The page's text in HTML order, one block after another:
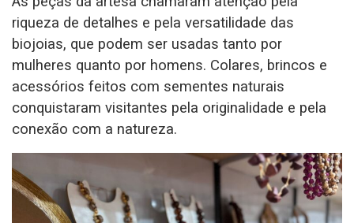
riqueza de detalhes e pela versatilidade das
biojoias, que podem ser usadas tanto por
mulheres quanto por homens. Colares, brincos e
acessórios feitos com sementes naturais
conquistaram visitantes pela originalidade e pela
conexão com a natureza.